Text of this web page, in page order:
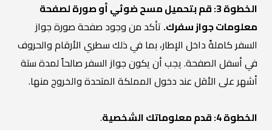
الخطوة 3: قم بتحميل مسح ضوئي أو صورة لصفحة
معلومات جواز سفرك. تأكد من وجود صفحة صورة جواز
السفر كاملةً داخل الإطار، بما في ذلك سطري الأرقام والحروف
في أسفل الصفحة. يجب أن يكون جواز السفر صالحاً لمدة ستة
أشهر على الأقل عند دخول المملكة المتحدة والخروج منها.
الخطوة 4: قدم معلوماتك الشخصية
.